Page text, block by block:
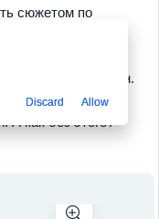
сюжетом по
и частых
так и оффлайн.
куда веселее,
А как без этого?
Discard Allow